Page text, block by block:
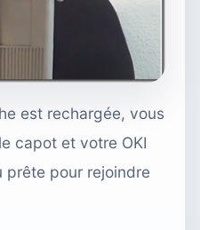
est rechargée, vous
capot et votre OKI
prête pour rejoindre